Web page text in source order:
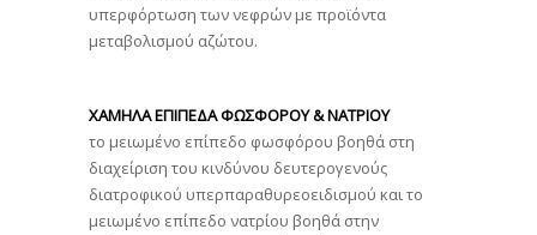
υπερφόρτωση των νεφρών με προϊόντα
μεταβολισμού αζώτου.
ΧΑΜΗΛΑ ΕΠΙΠΕΔΑ ΦΩΣΦΟΡΟΥ & ΝΑΤΡΙΟΥ
το μειωμένο επίπεδο φωσφόρου βοηθά στη
διαχείριση του κινδύνου δευτερογενούς
διατροφικού υπερπαραθυρεοειδισμού και το
μειωμένο επίπεδο νατρίου βοηθά στην